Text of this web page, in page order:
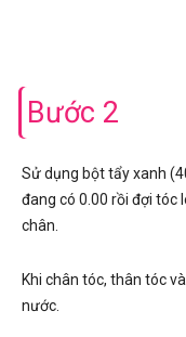
Bước 2
Sử dụng bột tẩy xanh
đang có 0.00 rồi đợi tóc
chân.
Khi chân tóc, thân tóc
nước.